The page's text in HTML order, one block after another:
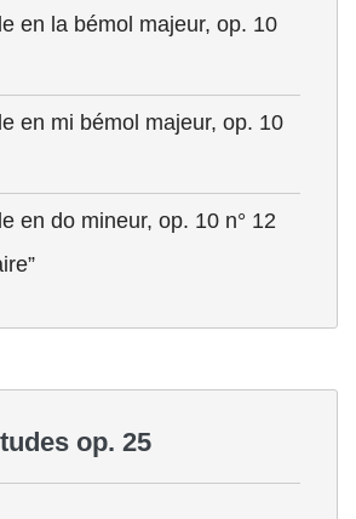
en la bémol majeur, op. 10
en mi bémol majeur, op. 10
en do mineur, op. 10 n° 12
op. 25